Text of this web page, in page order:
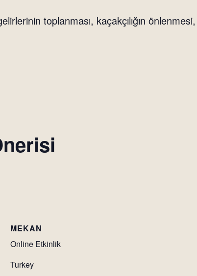
toplanması, kaçakçılığın önlenmesi,
MEKAN
Online Etkinlik
Turkey